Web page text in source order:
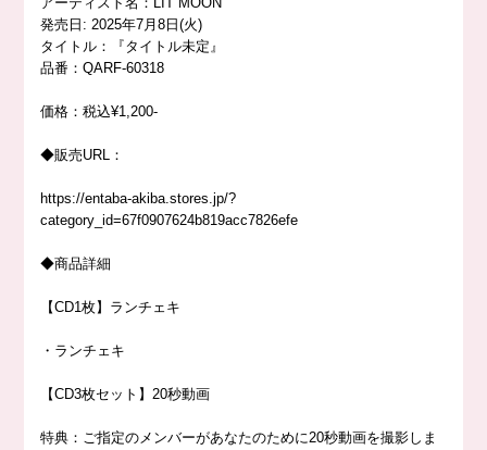
発売日 : 2025年7月8 日(火)
タイトル：『タイトル未定』
品番：QARF-60318
価格：税込¥1,200-
◆販売URL ：
https://entaba-akiba.stores.jp/?
category_id=67f0907624b819acc7826efe
◆商品詳細
【CD1枚】ランチェキ
・ランチェキ
【CD3枚セット】20秒動画
特典：ご指定のメンバーがあなたのために20秒動画を撮影しま